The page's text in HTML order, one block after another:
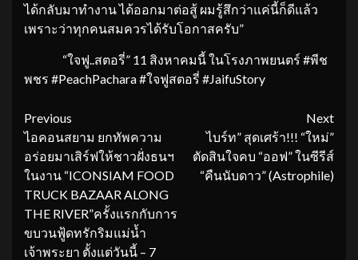
ได้กลับมาทำงาน ได้ออกมาต่อสู้ ผมรู้สึกว่าแค่นี้ก็ดีแล้ว
เพราะว่าทุกคนสมควรได้รับโอกาสครับ”
“ใจฟู..สตอรี่” 11 สิงหาคมนี้ ในโรงภาพยนตร์ #พีช
พชร #PeachPachara #ใจฟูสตอรี่ #JaifuStory
Continue
Reading
Previous
ไอคอนสยาม ยกทัพความ
อร่อยมาเสิร์ฟให้ชาวฝั่งธนฯ
ในงาน “ICONSIAM FOOD
TRUCK BAZAAR ALONG
THE RIVER”ครั้งแรกกับการ
ขบวนฟู้ดทรักริมแม่น้ำ
เจ้าพระยา ตั้งแต่วันนี้ – 7
Next
ไบร์ท” สุดเศร้า!!! “ใหม่”
ตัดสินใจคบ “ออฟ” ในซีรีส์
“คืนนับดาว” (Astrophile)